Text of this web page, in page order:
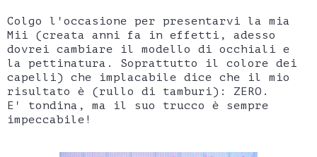
Colgo l'occasione per presentarvi la mia
Mii (creata anni fa in effetti, adesso
dovrei cambiare il modello di occhiali e
la pettinatura. Soprattutto il colore dei
capelli) che implacabile dice che il mio
risultato è (rullo di tamburi): ZERO.
E' tondina, ma il suo trucco è sempre
impeccabile!